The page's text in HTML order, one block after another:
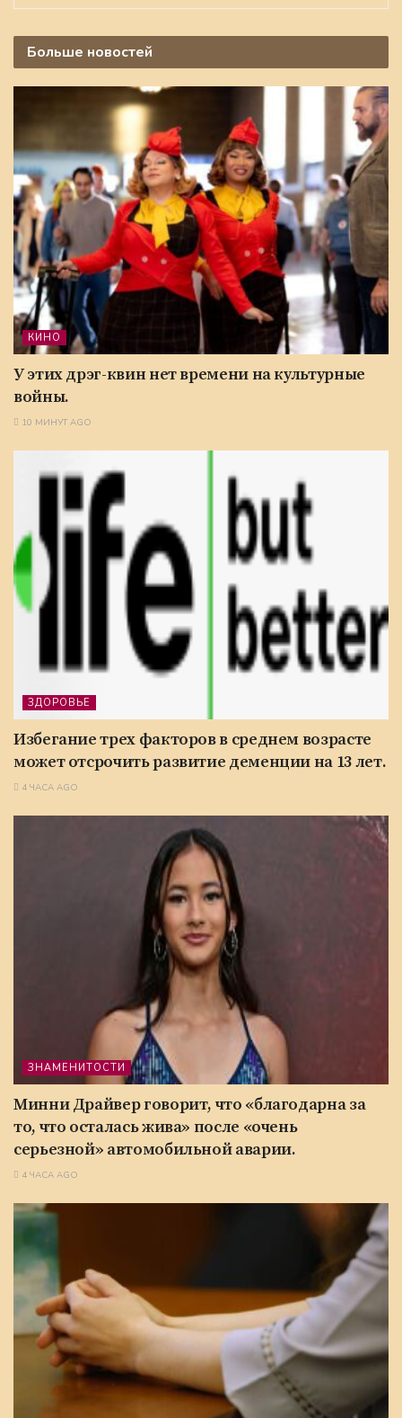
Больше новостей
КИНО
У этих дрэг-квин нет времени на культурные
войны.
10 МИНУТ AGO
ЗДОРОВЬЕ
Избегание трех факторов в среднем возрасте
может отсрочить развитие деменции на 13 лет.
4 ЧАСА AGO
ЗНАМЕНИТОСТИ
Минни Драйвер говорит, что «благодарна за
то, что осталась жива» после «очень
серьезной» автомобильной аварии.
4 ЧАСА AGO